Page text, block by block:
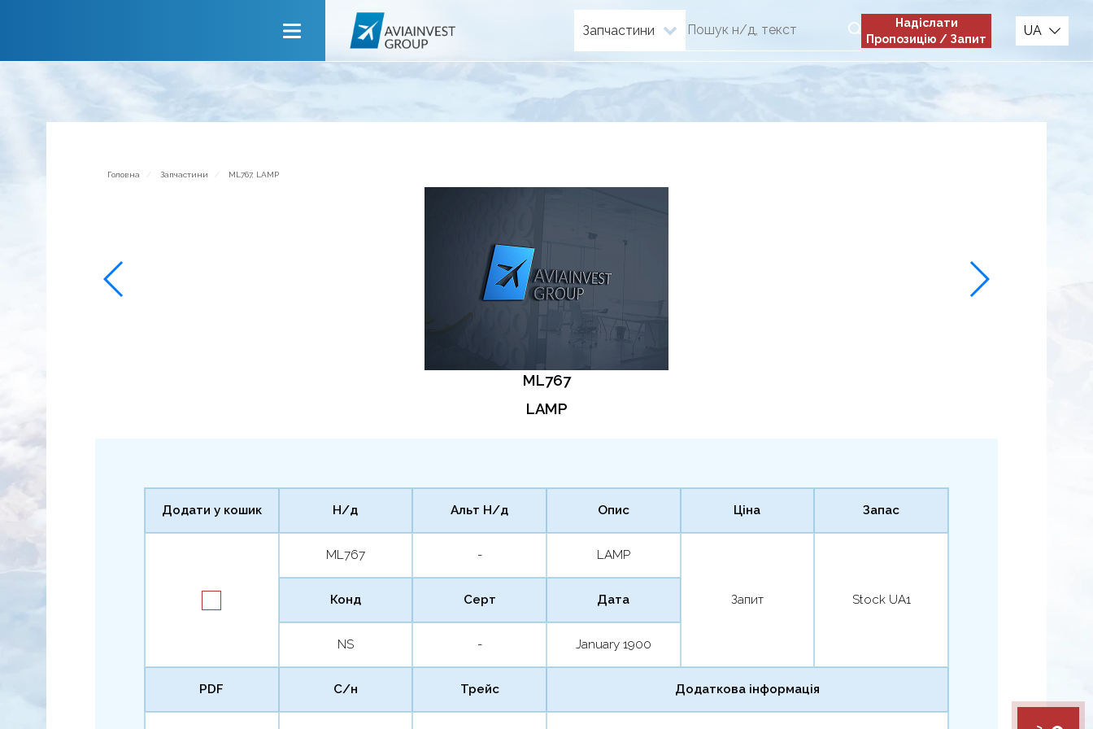
Про компанію
Новини
Зворотній зв’язок
Запчастини
Надіслати
Пропозицію / Запит
UA
Головна Запчастини ML767, LAMP
ML767
LAMP
Додати у кошик Н/д
ML767
Альт Н/д
-
Опис
LAMP
Ціна
Запит
Запас
Stock UA1
Конд
NS
Серт
-
Дата
January 1900
PDF С/н Трейс Додаткова інформація